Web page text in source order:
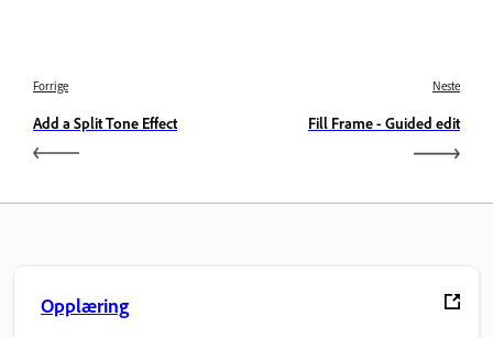
Forrige
Add a Split Tone Effect
Neste
Fill Frame - Guided edit
Opplæring